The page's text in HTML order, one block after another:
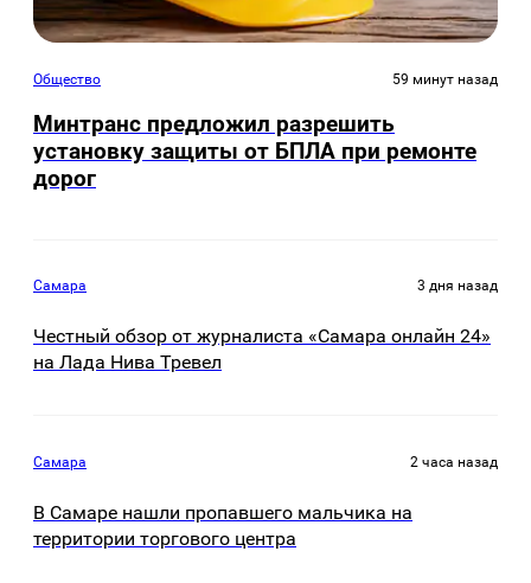
Общество 59 минут назад
Минтранс предложил разрешить
установку защиты от БПЛА при ремонте
дорог
Самара 3 дня назад
Честный обзор от журналиста «Самара онлайн 24»
на Лада Нива Тревел
Самара 2 часа назад
В Самаре нашли пропавшего мальчика на
территории торгового центра